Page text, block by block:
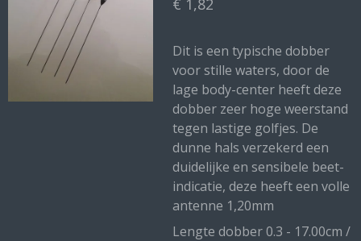
€ 1,82
Dit is een typische dobber
voor stille waters, door de
lage body-center heeft deze
dobber zeer hoge weerstand
tegen lastige golfjes. De
dunne hals verzekerd een
duidelijke en sensibele beet-
indicatie, deze heeft een volle
antenne 1,20mm
Lengte dobber 0.3 - 17.00cm /